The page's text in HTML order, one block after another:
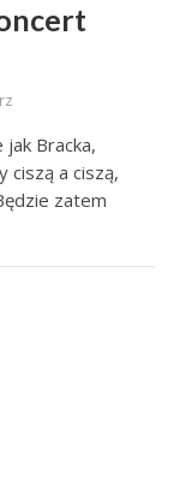
Bracka,
ciszą a ciszą,
zatem